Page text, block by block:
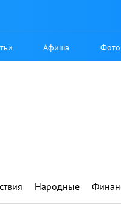
Афиша Фото
Народные